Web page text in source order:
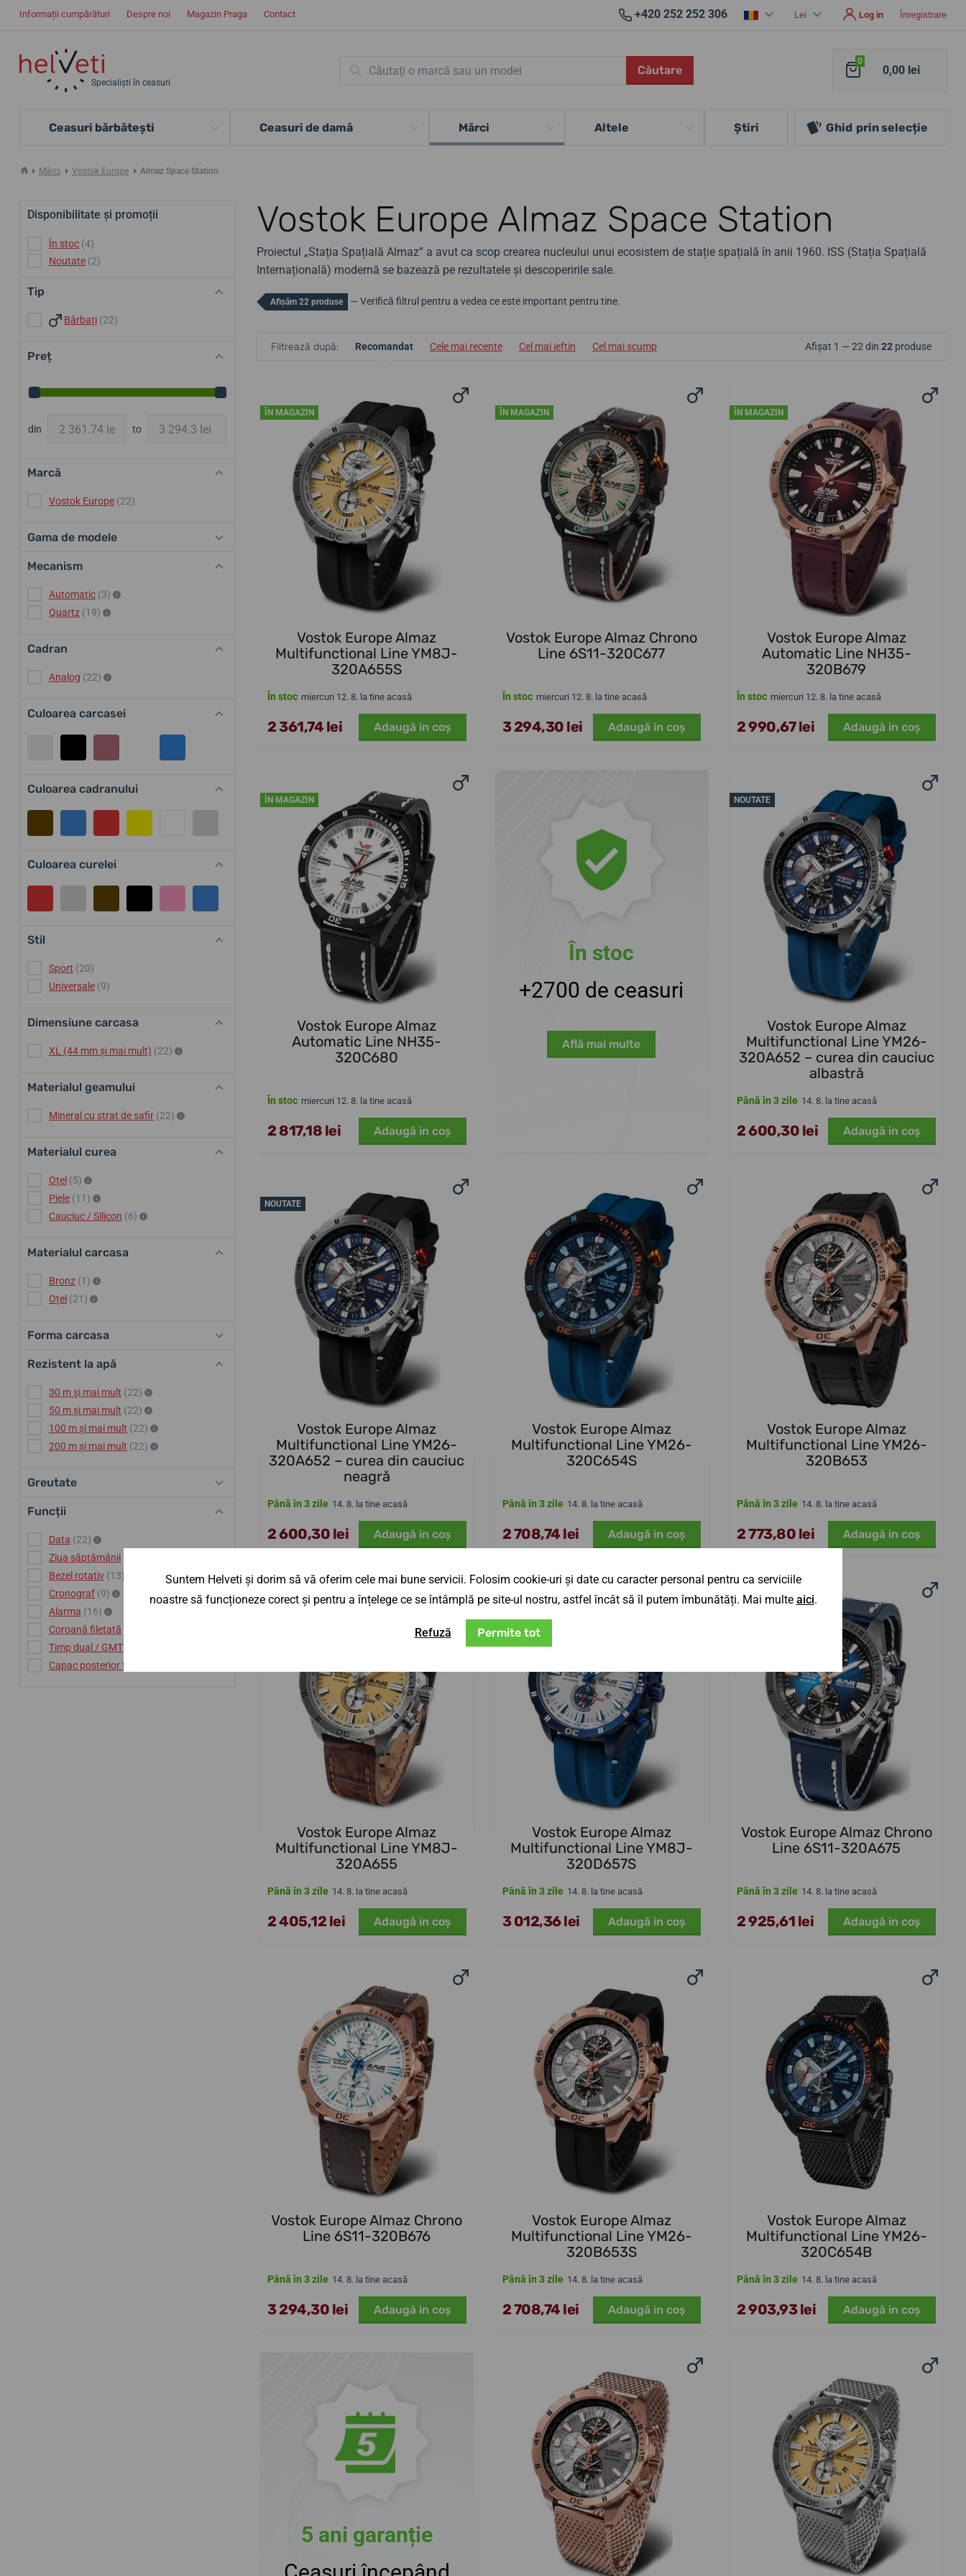
Informații cumpărături Despre noi Magazin Praga Contact +420 252 252 306 Lei Log in Înregistrare
Specialiști în ceasuri
Căutare
0
0,00 lei
Ceasuri bărbătești Ceasuri de damă Mărci Altele Ştiri Ghid prin selecție
Mărci Vostok Europe Almaz Space Station
Vostok Europe Almaz Space Station
Proiectul „Stația Spațială Almaz” a avut ca scop crearea nucleului unui ecosistem de stație spațială în anii 1960. ISS (Stația Spațială
Internațională) modernă se bazează pe rezultatele și descoperirile sale.
Disponibilitate și promoții
În stoc (4)
Noutate (2)
Tip
Bărbați (22)
Preț
din to
Marcă
Vostok Europe (22)
Gama de modele
Mecanism
Automatic (3)
Quartz (19)
Cadran
Analog (22)
Culoarea carcasei
Culoarea cadranului
Culoarea curelei
Stil
Sport (20)
Universale (9)
Dimensiune carcasa
XL (44 mm și mai mult) (22)
Materialul geamului
Mineral cu strat de safir (22)
Materialul curea
Oțel (5)
Piele (11)
Cauciuc / Silicon (6)
Materialul carcasa
Bronz (1)
Oțel (21)
Forma carcasa
Rezistent la apă
30 m și mai mult (22)
50 m și mai mult (22)
100 m și mai mult (22)
200 m și mai mult (22)
Greutate
Funcții
Data (22)
Ziua săptămânii
Bezel rotativ (13)
Cronograf (9)
Alarma (16)
Coroană filetată
Timp dual / GMT
Capac posterior transparent
Afișăm 22 produse — Verifică filtrul pentru a vedea ce este important pentru tine.
Filtrează după: Recomandat Cele mai recente Cel mai ieftin Cel mai scump Afișat 1 — 22 din 22 produse
ÎN MAGAZIN
Vostok Europe Almaz
Multifunctional Line YM8J-
320A655S
În stoc miercuri 12. 8. la tine acasă
2 361,74 lei Adaugă in coş
ÎN MAGAZIN
Vostok Europe Almaz Chrono
Line 6S11-320C677
În stoc miercuri 12. 8. la tine acasă
3 294,30 lei Adaugă in coş
ÎN MAGAZIN
Vostok Europe Almaz
Automatic Line NH35-
320B679
În stoc miercuri 12. 8. la tine acasă
2 990,67 lei Adaugă in coş
ÎN MAGAZIN
Vostok Europe Almaz
Automatic Line NH35-
320C680
În stoc miercuri 12. 8. la tine acasă
2 817,18 lei Adaugă in coş
În stoc
+2700 de ceasuri
Află mai multe
NOUTATE
Vostok Europe Almaz
Multifunctional Line YM26-
320A652 – curea din cauciuc
albastră
Până în 3 zile 14. 8. la tine acasă
2 600,30 lei Adaugă in coş
NOUTATE
Vostok Europe Almaz
Multifunctional Line YM26-
320A652 – curea din cauciuc
neagră
Până în 3 zile 14. 8. la tine acasă
2 600,30 lei Adaugă in coş
Vostok Europe Almaz
Multifunctional Line YM26-
320C654S
Până în 3 zile 14. 8. la tine acasă
2 708,74 lei Adaugă in coş
Vostok Europe Almaz
Multifunctional Line YM26-
320B653
Până în 3 zile 14. 8. la tine acasă
2 773,80 lei Adaugă in coş
Vostok Europe Almaz
Multifunctional Line YM8J-
320A655
Până în 3 zile 14. 8. la tine acasă
2 405,12 lei Adaugă in coş
Vostok Europe Almaz
Multifunctional Line YM8J-
320D657S
Până în 3 zile 14. 8. la tine acasă
3 012,36 lei Adaugă in coş
Vostok Europe Almaz Chrono
Line 6S11-320A675
Până în 3 zile 14. 8. la tine acasă
2 925,61 lei Adaugă in coş
Vostok Europe Almaz Chrono
Line 6S11-320B676
Până în 3 zile 14. 8. la tine acasă
3 294,30 lei Adaugă in coş
Vostok Europe Almaz
Multifunctional Line YM26-
320B653S
Până în 3 zile 14. 8. la tine acasă
2 708,74 lei Adaugă in coş
Vostok Europe Almaz
Multifunctional Line YM26-
320C654B
Până în 3 zile 14. 8. la tine acasă
2 903,93 lei Adaugă in coş
5 ani garanție
Suntem Helveti și dorim să vă oferim cele mai bune servicii. Folosim cookie-uri și date cu caracter personal pentru ca serviciile
noastre să funcționeze corect și pentru a înțelege ce se întâmplă pe site-ul nostru, astfel încât să îl putem îmbunătăți. Mai multe aici.
Refuză Permite tot